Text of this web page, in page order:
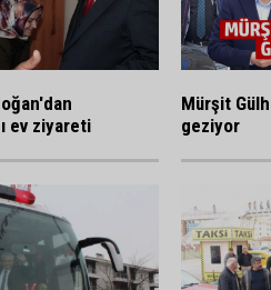
ev ziyareti
Mürşit
geziyor